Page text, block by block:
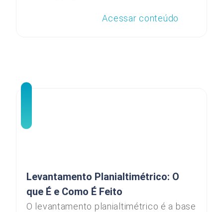
Acessar conteúdo
Levantamento Planialtimétrico: O
que É e Como É Feito
O levantamento planialtimétrico é a base